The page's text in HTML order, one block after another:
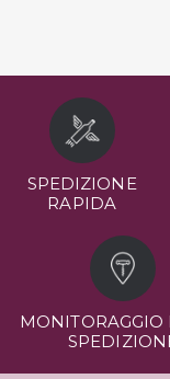
SPEDIZIONE
RAPIDA
MONITORAGGIO